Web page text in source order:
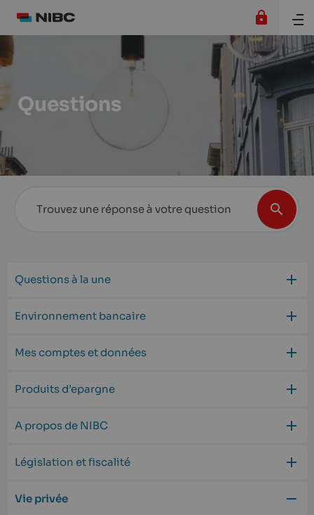
Questions
Questions à la une
Environnement bancaire
Mes comptes et données
Produits d’epargne
A propos de NIBC
Législation et fiscalité
Vie privée